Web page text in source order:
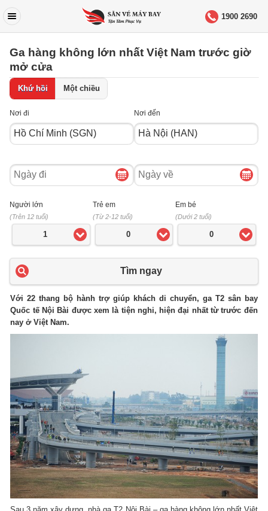
1900 2690
Ga hàng không lớn nhất Việt Nam trước giờ
mở cửa
Khứ hồi Một chiều
Nơi đi Nơi đến
Ngày
đi
Ngày
về
Người lớn
(Trên 12 tuổi)
1
Trẻ em
(Từ 2-12 tuổi)
0
Em bé
(Dưới 2 tuổi)
0
Tìm ngay
Với 22 thang bộ hành trợ giúp khách di chuyển, ga T2 sân bay
Quốc tế Nội Bài được xem là tiện nghi, hiện đại nhất từ trước đến
nay ở Việt Nam.